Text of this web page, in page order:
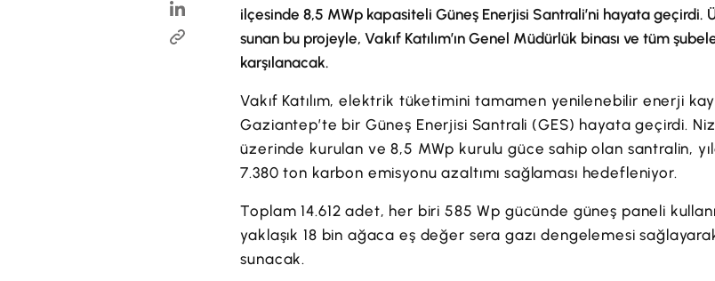
ilçesinde 8,5 MWp kapasiteli Güneş Enerjisi Santrali’ni hayata
sunan bu projeyle, Vakıf Katılım’ın Genel Müdürlük binası ve tüm
karşılanacak.
Vakıf Katılım, elektrik tüketimini tamamen yenilenebilir enerji
Gaziantep’te bir Güneş Enerjisi Santrali (GES) hayata geçirdi.
üzerinde kurulan ve 8,5 MWp kurulu güce sahip olan santralin,
7.380 ton karbon emisyonu azaltımı sağlaması hedefleniyor.
Toplam 14.612 adet, her biri 585 Wp gücünde güneş paneli
yaklaşık 18 bin ağaca eş değer sera gazı dengelemesi
sunacak.